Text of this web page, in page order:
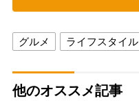
グルメ ライフスタイル
他のオススメ記事